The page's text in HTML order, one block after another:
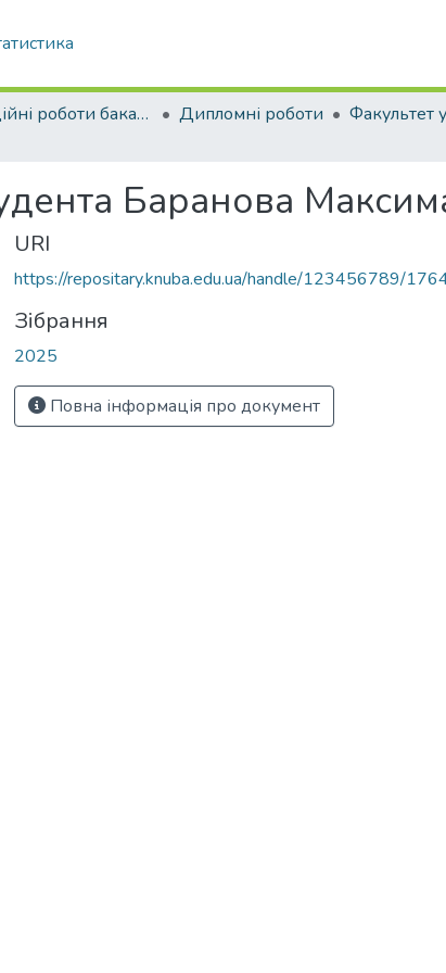
Атестаційні роботи бакалаврів Дипломні роботи
Баранова
URI
https://repositary.knuba.edu.ua/handle/123456789/
Зібрання
2025
Повна інформація про документ